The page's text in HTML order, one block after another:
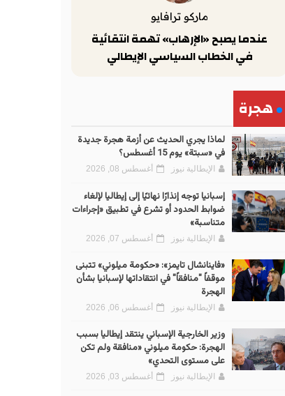
ماركو ترافايو
عندما يصبح «الإرهاب» تهمة انتقائية
في الخطاب السياسي الإيطالي
هجرة
لماذا يجري الحديث عن أزمة هجرة جديدة
في «سبتة» يوم 15 أغسطس؟
الإيطالية نيوز أغسطس 08, 2026
إسبانيا توجه إنذارًا نهائيًا إلى إيطاليا لإلغاء
ضوابط الحدود أو تشرع في تطبيق «إجراءات
متناسبة»
الإيطالية نيوز أغسطس 07, 2026
«فاينانشال تايمز»: «حكومة ميلوني» تتبنى
موقفاً "منافقاً" في انتقاداتها لإسبانيا بشأن
الهجرة
الإيطالية نيوز أغسطس 06, 2026
وزير الخارجية الإسباني ينتقد إيطاليا بسبب
الهجرة: حكومة ميلوني «منافقة ولم تكن
على مستوى التحدي»
الإيطالية نيوز أغسطس 03, 2026